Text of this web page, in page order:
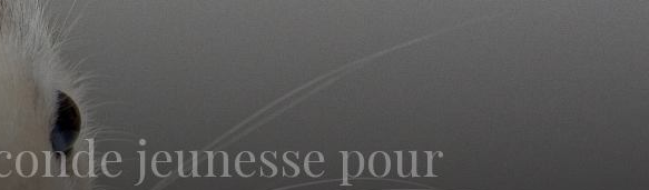
jeunesse pour